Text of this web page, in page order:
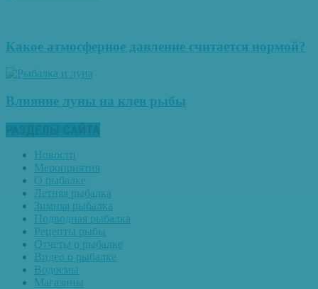
Какое атмосферное давление считается нормой?
Влияние луны на клев рыбы
РАЗДЕЛЫ САЙТА
Новости
Мероприятия
О рыбалке
Летняя рыбалка
Зимняя рыбалка
Подводная рыбалка
Рецепты рыбы
Отчеты о рыбалке
Видео о рыбалке
Водоемы
Магазины